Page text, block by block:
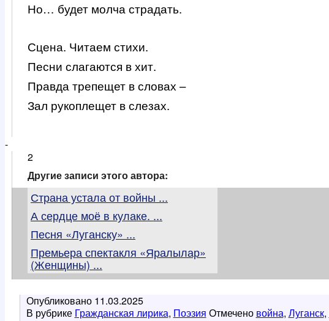
Но… будет молча страдать.
Сцена. Читаем стихи.
Песни слагаются в хит.
Правда трепещет в словах –
Зал рукоплещет в слезах.
-
2
Другие записи этого автора:
Страна устала от войны ...
А сердце моё в кулаке. ...
Песня «Луганску» ...
Премьера спектакля «Яралылар»
(Женщины) ...
Опубликовано 11.03.2025
В рубрике Гражданская лирика, Поэзия Отмечено война, Луганск,